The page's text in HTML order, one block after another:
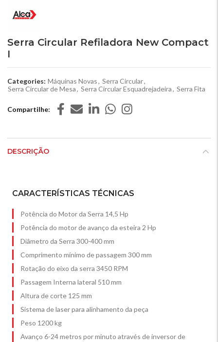
Serra Circular Refiladora New Compact
I
Categories: Máquinas Novas, Serra Circular,
Serra Circular de Mesa, Serra Circular Esquadrejadeira, Serra Fita
Compartilhe
DESCRIÇÃO
CARACTERÍSTICAS TÉCNICAS
Potência do Motor da Serra 14,5 Hp
Potência do motor de avanço da esteira 2 Hp
Diâmetro da Serra 300-400 mm
Comprimento mínimo de passagem 300 mm
Rotação do eixo da serra 3450 RPM
Passagem Interna lateral 510 mm
Altura de corte 125 mm
Sistema de laser para alinhamento da peça
Peso 1200 kg
Avanço 6-24 metros por minuto através de inversor de